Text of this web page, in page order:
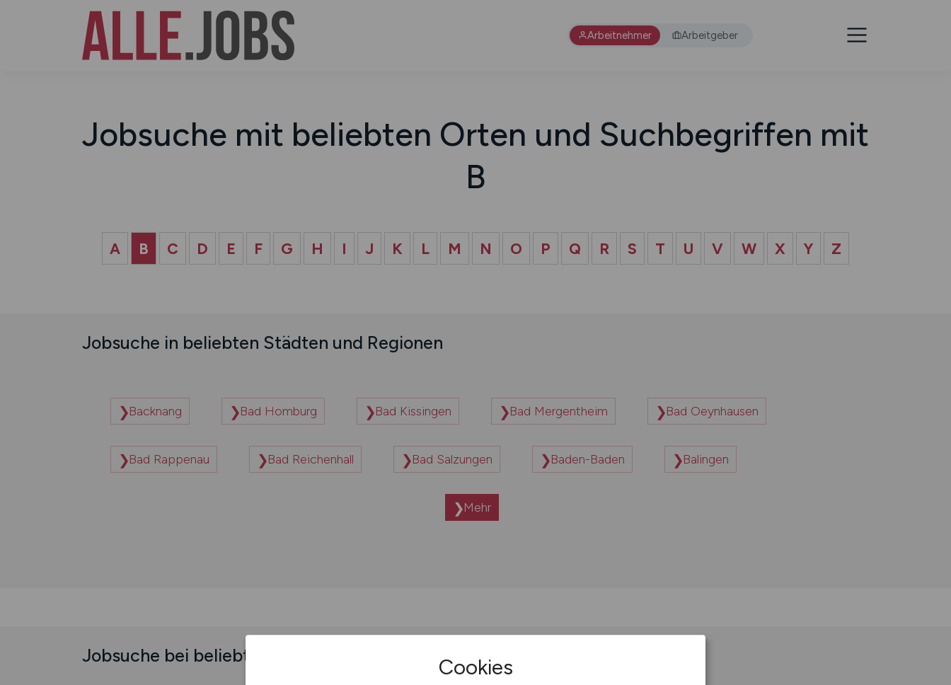
Arbeitnehmer Arbeitgeber
Jobsuche mit beliebten Orten und Suchbegriffen mit
B
A B C D E F G H I J K L M N O P Q R S T U V W X Y Z
Jobsuche in beliebten Städten und Regionen
Backnang Bad Homburg Bad Kissingen Bad Mergentheim Bad Oeynhausen
Bad Rappenau Bad Reichenhall Bad Salzungen Baden-Baden Balingen
Mehr
Jobsuche bei beliebten Unternehmen Cookies